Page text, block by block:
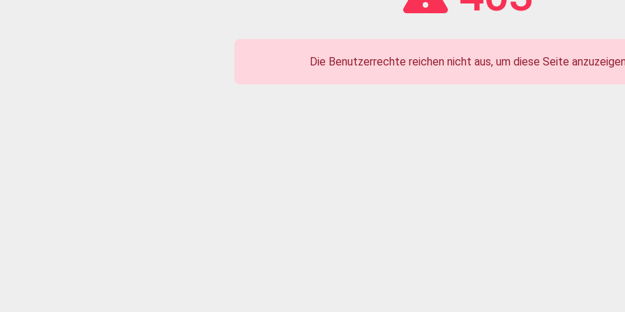
Die Benutzerrechte reichen nicht aus, um diese Seite